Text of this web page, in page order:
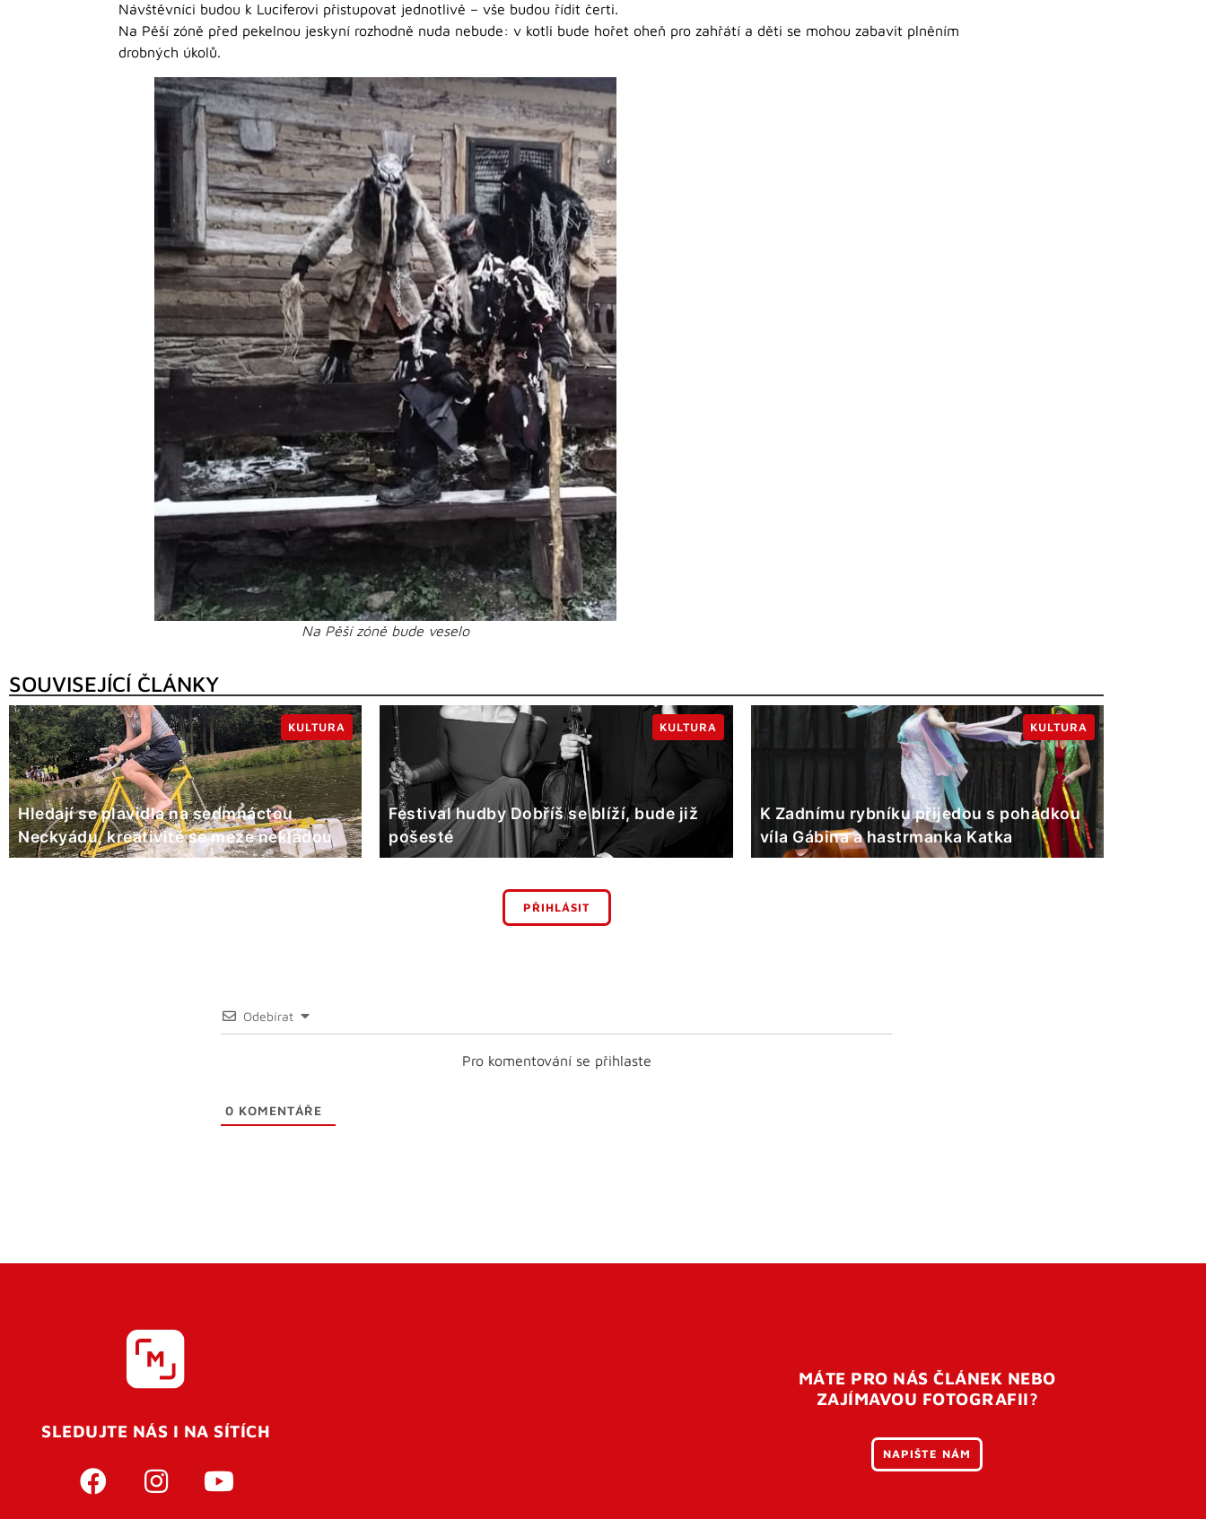
Návštěvníci budou k Luciferovi přistupovat jednotlivě – vše budou řídit čerti.
Na Pěší zóně před pekelnou jeskyní rozhodně nuda nebude: v kotli bude hořet oheň pro zahřátí a děti se mohou zabavit plněním
drobných úkolů.
Na Pěší zóně bude veselo
SOUVISEJÍCÍ ČLÁNKY
Hledají se plavidla na sedmnáctou
Neckyádu, kreativitě se meze nekladou
KULTURA
Festival hudby Dobříš se blíží, bude již
pošesté
KULTURA
K Zadnímu rybníku přijedou s pohádkou
víla Gábina a hastrmanka Katka
KULTURA
PŘIHLÁSIT
Odebírat
Pro komentování se přihlaste
0 KOMENTÁŘE
SLEDUJTE NÁS I NA SÍTÍCH
MÁTE PRO NÁS ČLÁNEK NEBO
ZAJÍMAVOU FOTOGRAFII?
NAPIŠTE NÁM